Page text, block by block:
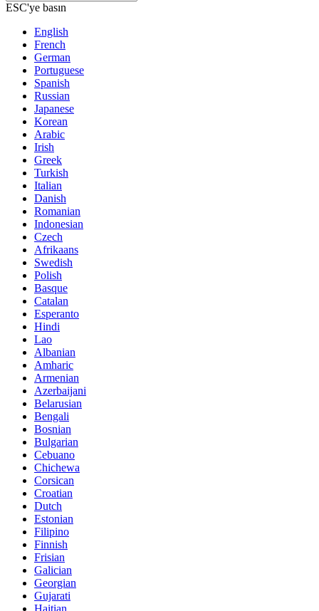
ESC'ye basın
English
French
German
Portuguese
Spanish
Russian
Japanese
Korean
Arabic
Irish
Greek
Turkish
Italian
Danish
Romanian
Indonesian
Czech
Afrikaans
Swedish
Polish
Basque
Catalan
Esperanto
Hindi
Lao
Albanian
Amharic
Armenian
Azerbaijani
Belarusian
Bengali
Bosnian
Bulgarian
Cebuano
Chichewa
Corsican
Croatian
Dutch
Estonian
Filipino
Finnish
Frisian
Galician
Georgian
Gujarati
Haitian